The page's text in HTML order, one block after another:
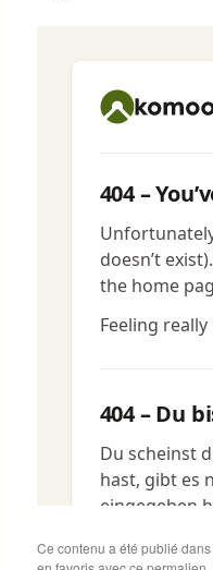
Ce contenu a été publié dans